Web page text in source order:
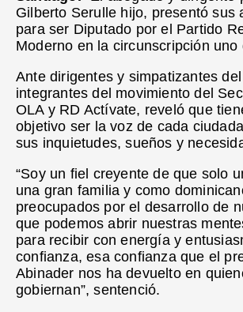
Gilberto Serulle hijo, presentó sus
para ser Diputado por el Partido
Moderno en la circunscripción uno
Ante dirigentes y simpatizantes
integrantes del movimiento del
OLA y RD Actívate, reveló que
objetivo ser la voz de cada
sus inquietudes, sueños y
“Soy un fiel creyente de que solo
una gran familia y como
preocupados por el desarrollo de
que podemos abrir nuestras
para recibir con energía y
confianza, esa confianza que el
Abinader nos ha devuelto en
gobiernan”, sentenció.